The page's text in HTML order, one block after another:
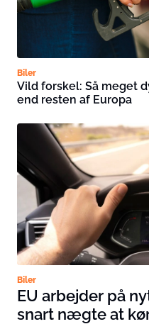
Biler
Vild forskel: Så meget
end resten af Europa
Biler
EU arbejder på
snart nægte at